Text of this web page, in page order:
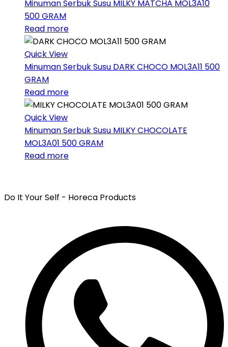
Minuman Serbuk Susu MILKY MATCHA MOL3A10
500 GRAM
Read more
Quick View
Minuman Serbuk Susu DARK CHOCO MOL3A11 500
GRAM
Read more
Quick View
Minuman Serbuk Susu MILKY CHOCOLATE
MOL3A01 500 GRAM
Read more
Do It Your Self - Horeca Products